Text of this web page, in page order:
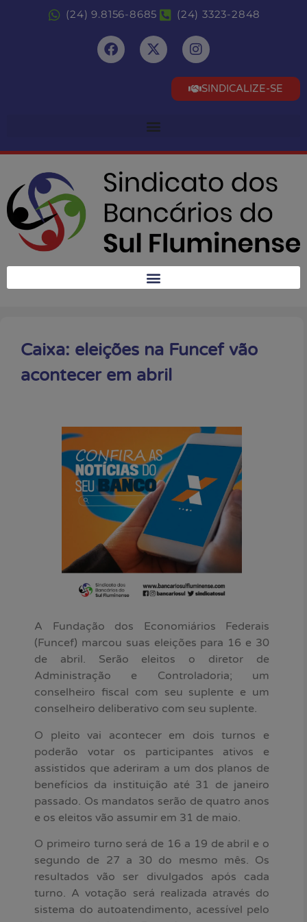
(24) 9.8156-8685 (24) 3323-2848
SINDICALIZE-SE
Caixa: eleições na Funcef vão
acontecer em abril
A Fundação dos Economiários Federais
(Funcef) marcou suas eleições para 16 e 30
de abril. Serão eleitos o diretor de
Administração e Controladoria; um
conselheiro fiscal com seu suplente e um
conselheiro deliberativo com seu suplente.
O pleito vai acontecer em dois turnos e
poderão votar os participantes ativos e
assistidos que aderiram a um dos planos de
benefícios da instituição até 31 de janeiro
passado. Os mandatos serão de quatro anos
e os eleitos vão assumir em 31 de maio.
O primeiro turno será de 16 a 19 de abril e o
segundo de 27 a 30 do mesmo mês. Os
resultados vão ser divulgados após cada
turno. A votação será realizada através do
sistema do autoatendimento, acessível pelo